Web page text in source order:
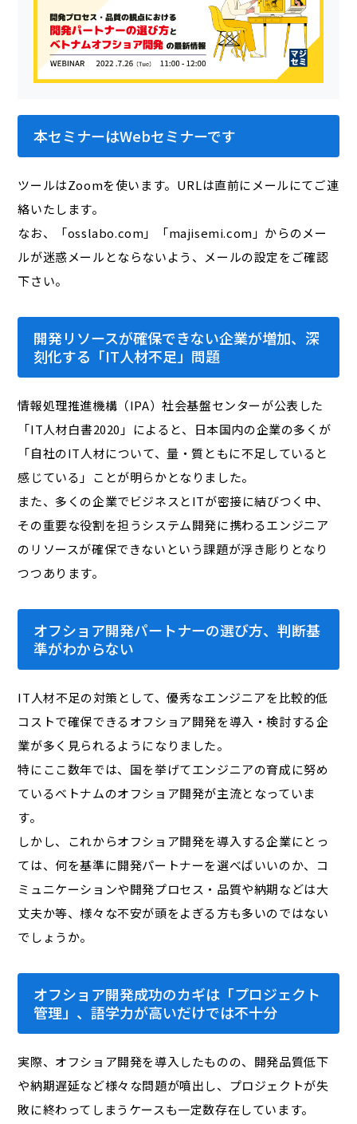
本セミナーはWebセミナーです
ツールはZoomを使います。URLは直前にメールにてご連
絡いたします。
なお、「osslabo.com」「majisemi.com」からのメー
ルが迷惑メールとならないよう、メールの設定をご確認
下さい。
開発リソースが確保できない企業が増加、深
刻化する「IT人材不足」問題
情報処理推進機構（IPA）社会基盤センターが公表した
「IT人材白書2020」によると、日本国内の企業の多くが
「自社のIT人材について、量・質ともに不足していると
感じている」ことが明らかとなりました。
また、多くの企業でビジネスとITが密接に結びつく中、
その重要な役割を担うシステム開発に携わるエンジニア
のリソースが確保できないという課題が浮き彫りとなり
つつあります。
オフショア開発パートナーの選び方、判断基
準がわからない
IT人材不足の対策として、優秀なエンジニアを比較的低
コストで確保できるオフショア開発を導入・検討する企
業が多く見られるようになりました。
特にここ数年では、国を挙げてエンジニアの育成に努め
ているベトナムのオフショア開発が主流となっていま
す。
しかし、これからオフショア開発を導入する企業にとっ
ては、何を基準に開発パートナーを選べばいいのか、コ
ミュニケーションや開発プロセス・品質や納期などは大
丈夫か等、様々な不安が頭をよぎる方も多いのではない
でしょうか。
オフショア開発成功のカギは「プロジェクト
管理」、語学力が高いだけでは不十分
実際、オフショア開発を導入したものの、開発品質低下
や納期遅延など様々な問題が噴出し、プロジェクトが失
敗に終わってしまうケースも一定数存在しています。